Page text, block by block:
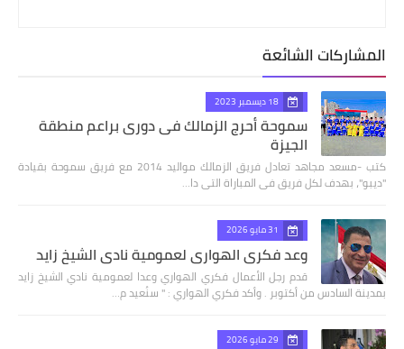
المشاركات الشائعة
18 ديسمبر 2023
سموحة أحرج الزمالك فى دورى براعم منطقة
الجيزة
كتب -مسعد مجاهد تعادل فريق الزمالك مواليد 2014 مع فريق سموحة بقيادة
"ديبو"، بهدف لكل فريق فى المباراة التى دا…
31 مايو 2026
وعد فكري الهواري لعمومية نادي الشيخ زايد
قدم رجل الأعمال فكري الهواري وعدا لعمومية نادي الشيخ زايد
بمدينة السادس من أكتوبر . وأكد فكري الهواري : " سنُعيد م…
29 مايو 2026